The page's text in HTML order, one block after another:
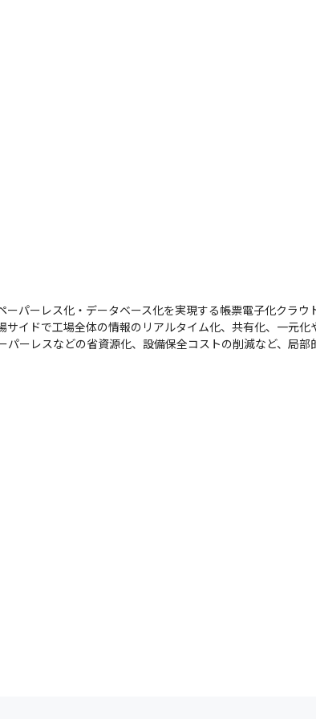
パーレス化・データベース化を実現する帳票電子化クラ
イドで工場全体の情報のリアルタイム化、共有化、一元
ーレスなどの省資源化、設備保全コストの削減など、局